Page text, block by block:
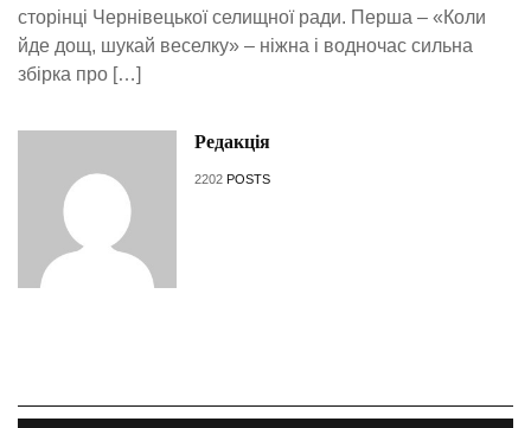
сторінці Чернівецької селищної ради. Перша – «Коли
йде дощ, шукай веселку» – ніжна і водночас сильна
збірка про […]
Редакція
2202 POSTS